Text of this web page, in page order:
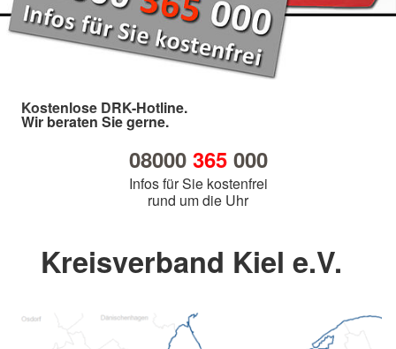
Kostenlose DRK-Hotline.
Wir beraten Sie gerne.
08000 365000
Infos für Sie kostenfrei
rund um die Uhr
Kreisverband Kiel e.V.